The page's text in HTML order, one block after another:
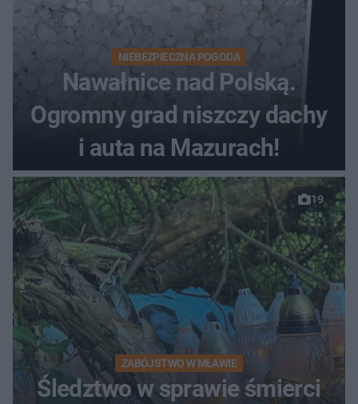
NIEBEZPIECZNA POGODA
Nawałnice nad Polską.
Ogromny grad niszczy dachy
i auta na Mazurach!
19
ZABÓJSTWO W MŁAWIE
Śledztwo w sprawie śmierci